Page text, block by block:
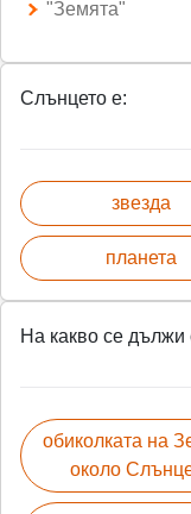
"Земята"
Слънцето е:
звезда
планета
На какво се
обиколката на
около